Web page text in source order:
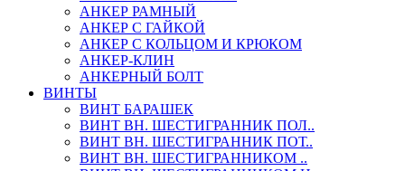
АНКЕР РАМНЫЙ
АНКЕР С ГАЙКОЙ
АНКЕР С КОЛЬЦОМ И КРЮКОМ
АНКЕР-КЛИН
АНКЕРНЫЙ БОЛТ
ВИНТЫ
ВИНТ БАРАШЕК
ВИНТ ВН. ШЕСТИГРАННИК ПОЛ..
ВИНТ ВН. ШЕСТИГРАННИК ПОТ..
ВИНТ ВН. ШЕСТИГРАННИКОМ ..